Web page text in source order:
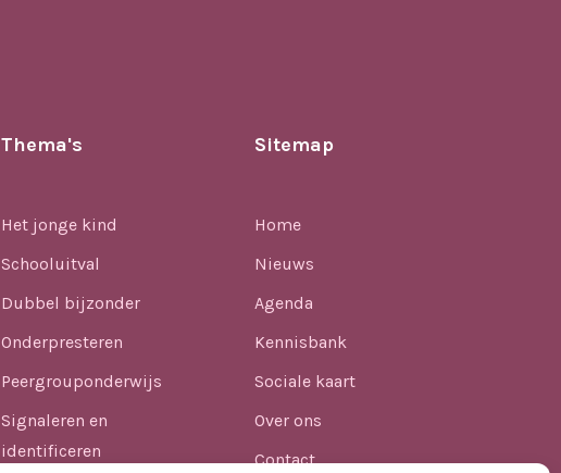
Thema's
Het jonge kind
Schooluitval
Dubbel bijzonder
Onderpresteren
Peergrouponderwijs
Signaleren en
identificeren
Sitemap
Home
Nieuws
Agenda
Kennisbank
Sociale kaart
Over ons
Contact